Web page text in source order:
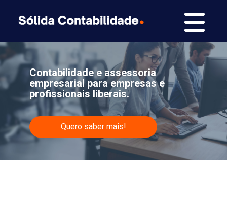
Contabilidade e assessoria
empresarial para empresas e
profissionais liberais.
Quero saber mais!